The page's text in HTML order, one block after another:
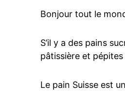
Bonjour tout le
S’il y a des pains
pâtissière et
Le pain Suisse est